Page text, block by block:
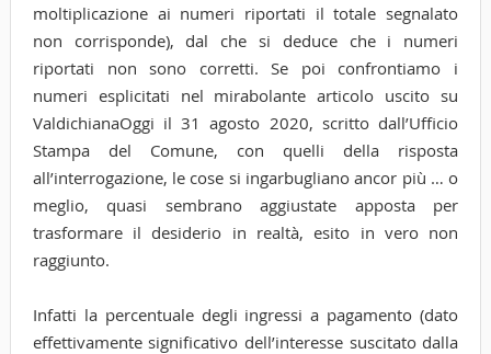
moltiplicazione ai numeri riportati il totale segnalato
non corrisponde), dal che si deduce che i numeri
riportati non sono corretti. Se poi confrontiamo i
numeri esplicitati nel mirabolante articolo uscito su
ValdichianaOggi il 31 agosto 2020, scritto dall’Ufficio
Stampa del Comune, con quelli della risposta
all’interrogazione, le cose si ingarbugliano ancor più … o
meglio, quasi sembrano aggiustate apposta per
trasformare il desiderio in realtà, esito in vero non
raggiunto.
Infatti la percentuale degli ingressi a pagamento (dato
effettivamente significativo dell’interesse suscitato dalla